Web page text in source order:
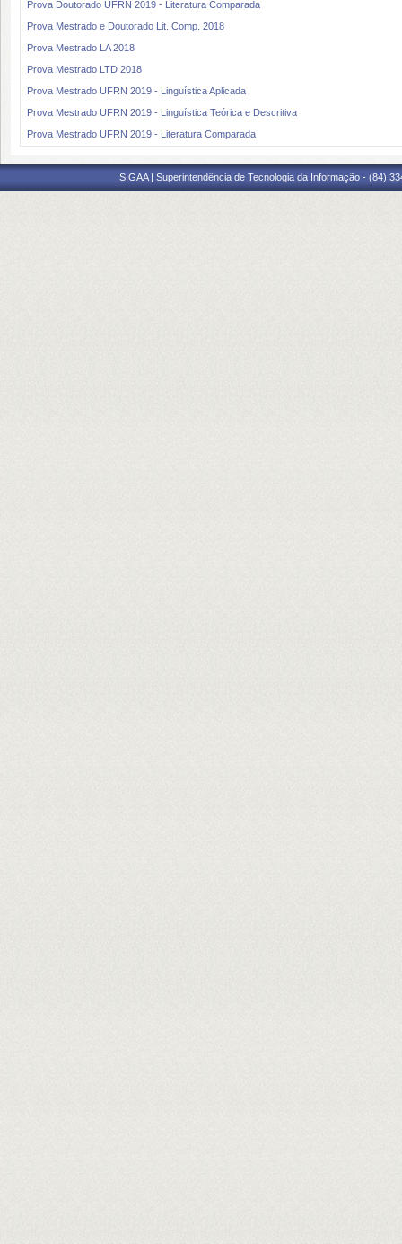
Prova Doutorado UFRN 2019 - Literatura Comparada
Prova Mestrado e Doutorado Lit. Comp. 2018
Prova Mestrado LA 2018
Prova Mestrado LTD 2018
Prova Mestrado UFRN 2019 - Linguística Aplicada
Prova Mestrado UFRN 2019 - Linguística Teórica e Descritiva
Prova Mestrado UFRN 2019 - Literatura Comparada
SIGAA | Superintendência de Tecnologia da Informação - (84)